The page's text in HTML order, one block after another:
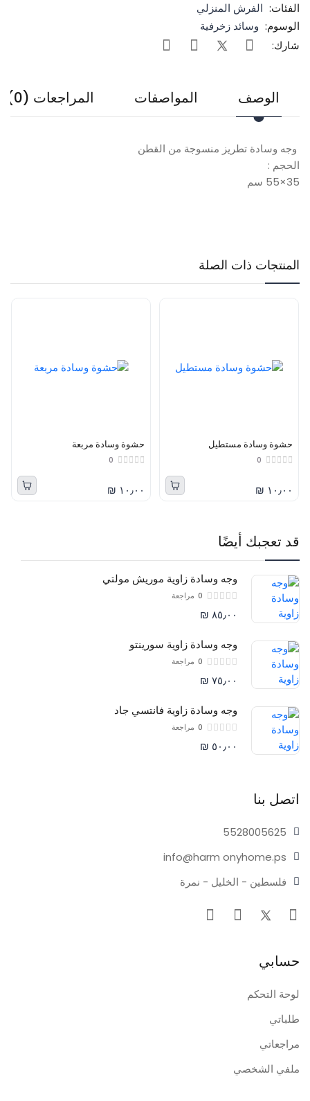
الفئات: الفرش المنزلي
الوسوم: وسائد زخرفية
شارك:
قد تعجبك أيضًا
وجه وسادة زاوية موريش مولتي
0 مراجعة
٨٥٫٠٠ ₪
وجه وسادة زاوية سورينتو
0 مراجعة
٧٥٫٠٠ ₪
وجه وسادة زاوية فانتسي جاد
0 مراجعة
٥٠٫٠٠ ₪
الوصف المواصفات المراجعات (0)
وجه وسادة تطريز منسوجة من القطن
الحجم :
35×55 سم
المنتجات ذات الصلة
حشوة وسادة مستطيل
0
١٠٫٠٠ ₪
حشوة وسادة مربعة
0
١٠٫٠٠ ₪
اتصل بنا
05625
55280
info@harm onyhome.ps
فلسطين - الخليل - نمرة
حسابي
لوحة التحكم
طلباتي
مراجعاتي
ملفي الشخصي